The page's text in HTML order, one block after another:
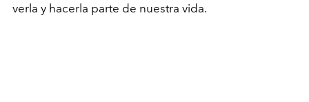
verla y hacerla parte de nuestra vida.